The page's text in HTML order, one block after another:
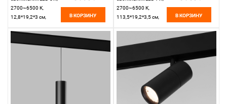
2700~6500 К,
12,8*19,2*3 см,
Elektrostandard Slim
Magnetic 85071/01
В КОРЗИНУ
2700~6500 К,
113,5*19,2*3,5 см,
Magnetic 85072/01
В КОРЗИНУ